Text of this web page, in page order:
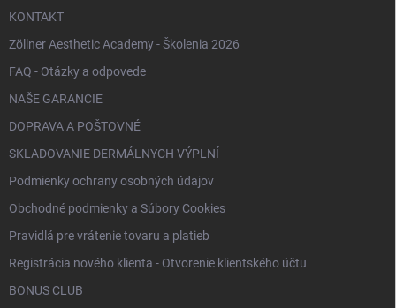
KONTAKT
Zöllner Aesthetic Academy - Školenia 2026
FAQ - Otázky a odpovede
NAŠE GARANCIE
DOPRAVA A POŠTOVNÉ
SKLADOVANIE DERMÁLNYCH VÝPLNÍ
Podmienky ochrany osobných údajov
Obchodné podmienky a Súbory Cookies
Pravidlá pre vrátenie tovaru a platieb
Registrácia nového klienta - Otvorenie klientského účtu
BONUS CLUB